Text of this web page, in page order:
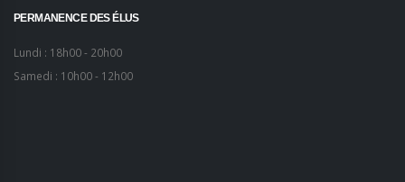
PERMANENCE DES ÉLUS
Lundi : 18h00 - 20h00
Samedi : 10h00 - 12h00